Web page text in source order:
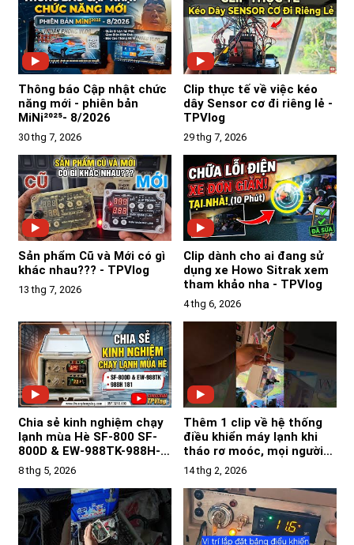
Thông báo Cập nhật chức
năng mới - phiên bản
MiNi²⁰²⁵- 8/2026
30 thg 7, 2026
Clip thực tế về việc kéo
dây Sensor cơ đi riêng lẻ -
TPVlog
29 thg 7, 2026
Sản phẩm Cũ và Mới có gì
khác nhau??? - TPVlog
13 thg 7, 2026
Clip dành cho ai đang sử
dụng xe Howo Sitrak xem
tham khảo nha - TPVlog
4 thg 6, 2026
Chia sẻ kinh nghiệm chạy
lạnh mùa Hè SF-800 SF-
800D & EW-988TK-988H-
181Y-183Z - TPVlog
8 thg 5, 2026
Thêm 1 clip về hệ thống
điều khiển máy lạnh khi
tháo rơ moóc, mọi người
tham khảo nha-TPVlog
14 thg 2, 2026